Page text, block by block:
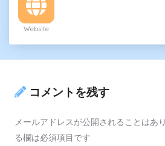
Website
コメントを残す
メールアドレスが公開されることはあ
る欄は必須項目です